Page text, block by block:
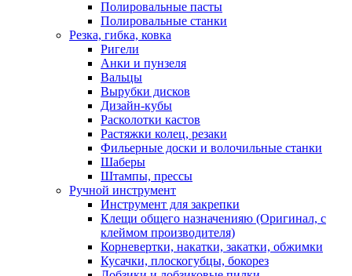
Полировальные пасты
Полировальные станки
Резка, гибка, ковка
Ригели
Анки и пунзеля
Вальцы
Вырубки дисков
Дизайн-кубы
Расколотки кастов
Растяжки колец, резаки
Фильерные доски и волочильные станки
Шаберы
Штампы, прессы
Ручной инструмент
Инструмент для закрепки
Клещи общего назначенияю (Оригинал, с
клеймом производителя)
Корневертки, накатки, закатки, обжимки
Кусачки, плоскогубцы, бокорез